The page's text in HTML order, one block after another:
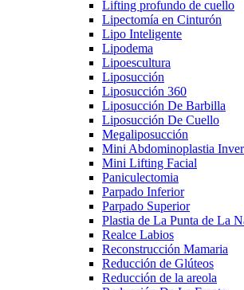
Lifting profundo de cuello
Lipectomía en Cinturón
Lipo Inteligente
Lipodema
Lipoescultura
Liposucción
Liposucción 360
Liposucción De Barbilla
Liposucción De Cuello
Megaliposucción
Mini Abdominoplastia
Mini Lifting Facial
Paniculectomia
Parpado Inferior
Parpado Superior
Plastia de La Punta de La
Realce Labios
Reconstrucción Mamaria
Reducción de Glúteos
Reducción de la areola